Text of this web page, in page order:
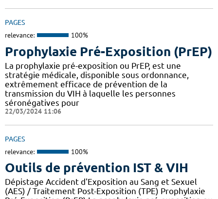
PAGES
relevance: 100%
Prophylaxie Pré-Exposition (PrEP)
La prophylaxie pré-exposition ou PrEP, est une
stratégie médicale, disponible sous ordonnance,
extrêmement efficace de prévention de la
transmission du VIH à laquelle les personnes
séronégatives pour
22/03/2024 11:06
PAGES
relevance: 100%
Outils de prévention IST & VIH
Dépistage Accident d'Exposition au Sang et Sexuel
(AES) / Traitement Post-Exposition (TPE) Prophylaxie